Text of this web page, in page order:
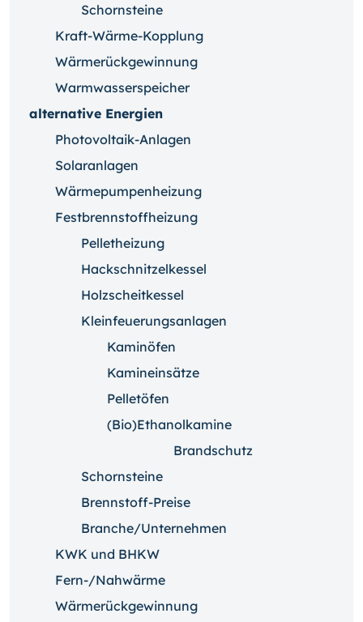
Schornsteine
Kraft-Wärme-Kopplung
Wärmerückgewinnung
Warmwasserspeicher
alternative Energien
Photovoltaik-Anlagen
Solaranlagen
Wärmepumpenheizung
Festbrennstoffheizung
Pelletheizung
Hackschnitzelkessel
Holzscheitkessel
Kleinfeuerungsanlagen
Kaminöfen
Kamineinsätze
Pelletöfen
(Bio)Ethanolkamine
Brandschutz
Schornsteine
Brennstoff-Preise
Branche/Unternehmen
KWK und BHKW
Fern-/Nahwärme
Wärmerückgewinnung